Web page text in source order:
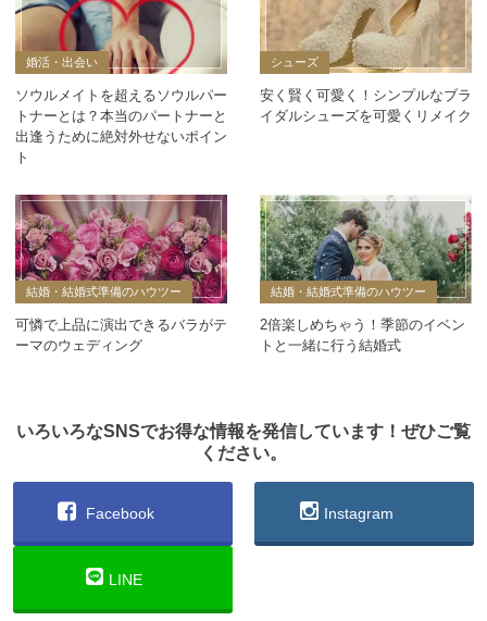
婚活・出会い
ソウルメイトを超えるソウルパー
トナーとは？本当のパートナーと
出逢うために絶対外せないポイン
ト
シューズ
安く賢く可愛く！シンプルなブラ
イダルシューズを可愛くリメイク
結婚・結婚式準備のハウツー
可憐で上品に演出できるバラがテ
ーマのウェディング
結婚・結婚式準備のハウツー
2倍楽しめちゃう！季節のイベン
トと一緒に行う結婚式
いろいろなSNSでお得な情報を発信しています！ぜひご覧
ください。
Facebook Instagram
LINE